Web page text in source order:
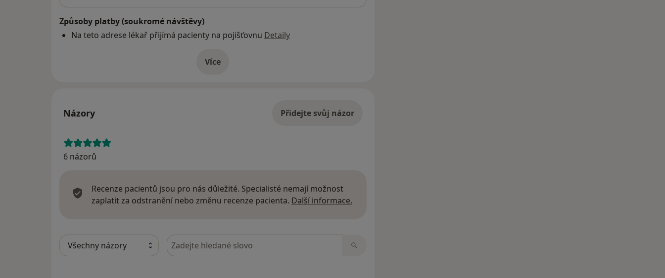
Způsoby platby (soukromé návštěvy)
Na teto adrese lékař přijímá pacienty na pojišťovnu Detaily
Víceo adrese
Názory Přidejte svůj názor
6 názorů
Recenze pacientů jsou pro nás důležité. Specialisté nemají možnost
zaplatit za odstranění nebo změnu recenze pacienta. Další informace.
Hledejte v názorech